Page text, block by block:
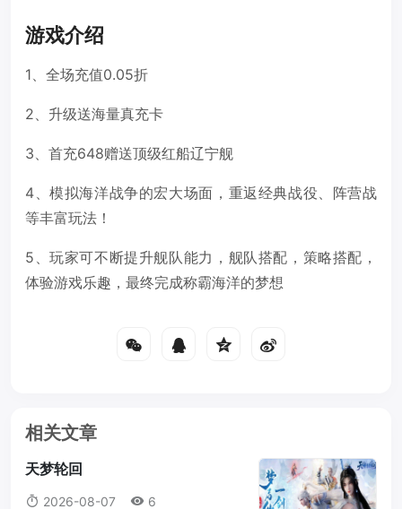
游戏介绍
1、全场充值0.05折
2、升级送海量真充卡
3、首充648赠送顶级红船辽宁舰
4、模拟海洋战争的宏大场面，重返经典战役、阵营战
等丰富玩法！
5、玩家可不断提升舰队能力，舰队搭配，策略搭配，
体验游戏乐趣，最终完成称霸海洋的梦想
相关文章
天梦轮回
2026-08-07 6